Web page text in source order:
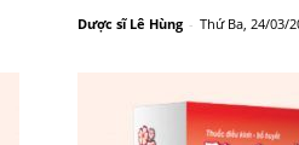
Dược sĩ Lê Hùng - Thứ Ba, 24/03/